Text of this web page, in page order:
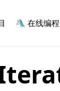
🛝 在线编程